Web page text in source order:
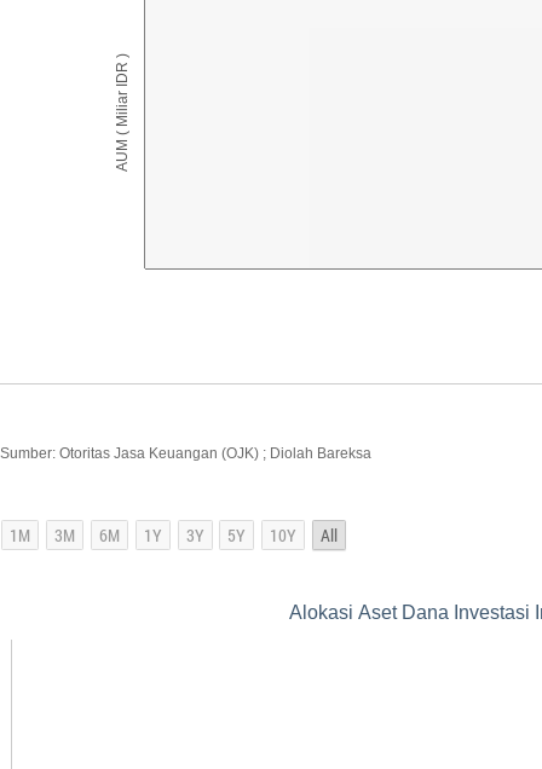
AUM ( Miliar IDR )
Sumber: Otoritas Jasa Keuangan (OJK) ; Diolah Bareksa
Alokasi Aset Dana Investasi